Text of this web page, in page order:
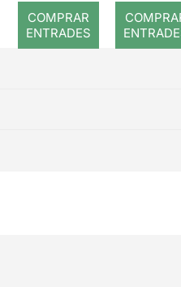
COMPRAR
ENTRADES